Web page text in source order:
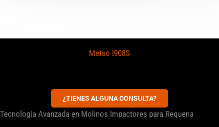
Metso I908S
¿TIENES ALGUNA CONSULTA?
Tecnología Avanzada en Molinos Impactores para Requena